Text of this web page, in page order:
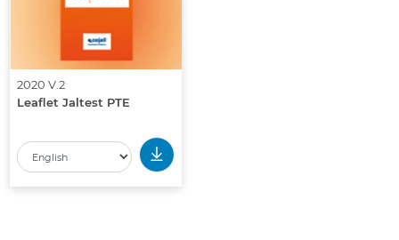
2020 V.2
Leaflet Jaltest PTE